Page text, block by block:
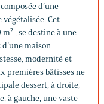
d’une
Cet
, se destine à une
maison
modernité et
premières bâtisses ne
dessert, à droite,
à gauche, une vaste